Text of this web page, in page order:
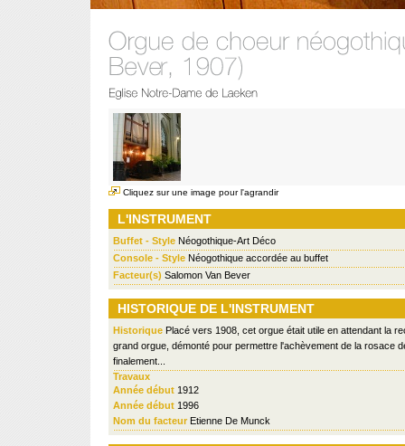
Cliquez sur une image pour l'agrandir
L'INSTRUMENT
Buffet - Style Néogothique-Art Déco
Console - Style Néogothique accordée au buffet
Facteur(s) Salomon Van Bever
HISTORIQUE DE L'INSTRUMENT
Historique Placé vers 1908, cet orgue était utile en attendant la
grand orgue, démonté pour permettre l'achèvement de la rosace
finalement...
Travaux
Année début 1912
Année début 1996
Nom du facteur Etienne De Munck